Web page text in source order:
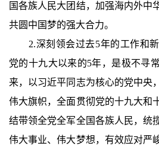
国各族人民大团结，加强海内外中
共圆中国梦的强大合力。
2.深刻领会过去5年的工作和新
党的十九大以来的5年，是极不寻
来，以习近平同志为核心的党中央
伟大旗帜，全面贯彻党的十九大和
结带领全党全军全国各族人民，统
伟大事业、伟大梦想，有效应对严